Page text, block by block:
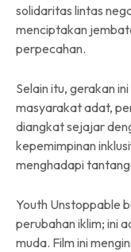
solidaritas lintas
menciptakan
perpecahan.
Selain itu, gerakan
masyarakat adat,
diangkat sejajar
kepemimpinan
menghadapi
Youth Unstoppable
perubahan iklim; ini
muda. Film ini